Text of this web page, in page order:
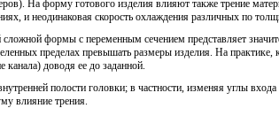
На форму готового изделия влияют также трение
и неодина­ковая скорость охлаждения различных по
формы с переменным сечени­ем представляет
пределах превышать размеры изделия. На практике,
доводя ее до заданной.
полости головки; в частности, изменяя углы
влияние трения.